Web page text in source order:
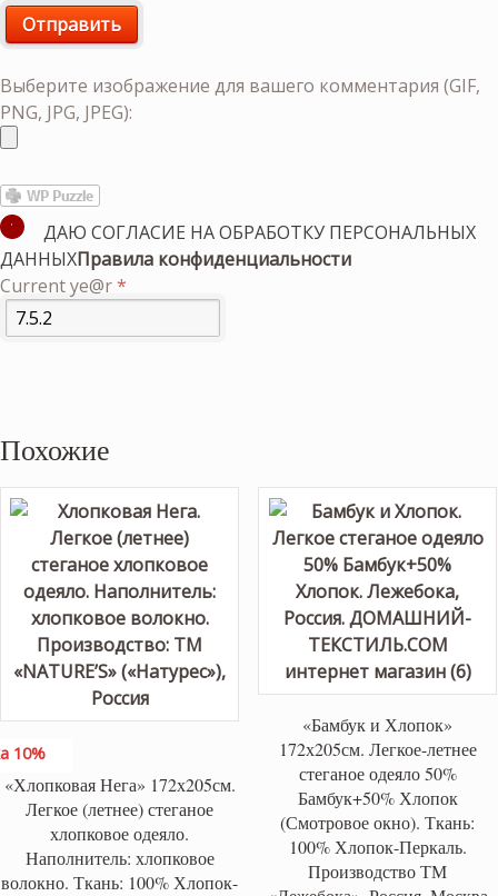
Выберите изображение для вашего комментария (GIF,
PNG, JPG, JPEG):
ДАЮ СОГЛАСИЕ НА ОБРАБОТКУ ПЕРСОНАЛЬНЫХ
ДАННЫХПравила конфиденциальности
Current ye@r*
Похожие
10%
«Хлопковая Нега» 172х205см.
Легкое (летнее) стеганое
хлопковое одеяло.
Наполнитель: хлопковое
волокно. Ткань: 100% Хлопок-
«Бамбук и Хлопок»
172х205см. Легкое-летнее
стеганое одеяло 50%
Бамбук+50% Хлопок
(Смотровое окно). Ткань:
100% Хлопок-Перкаль.
Производство ТМ